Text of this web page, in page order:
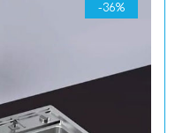
-36%